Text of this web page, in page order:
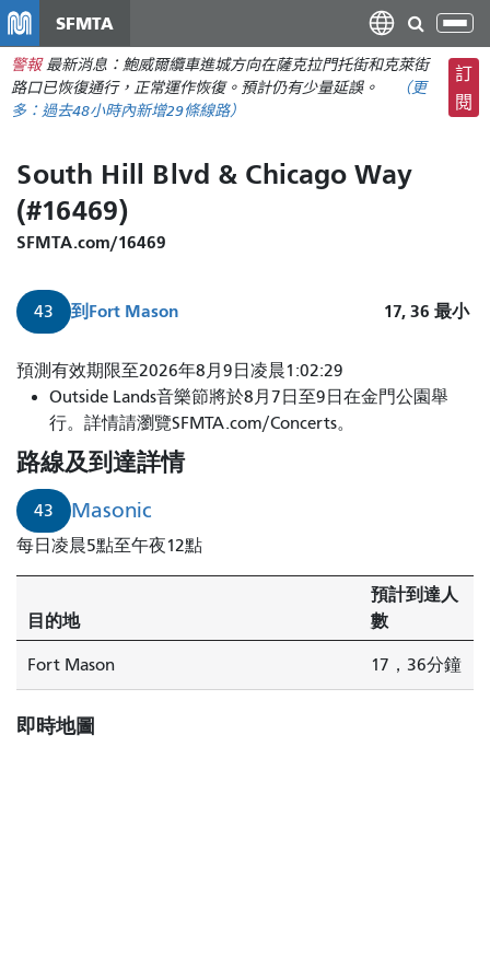
主
要
SFMTA
切
換
導
航
警報 最新消息：鮑威爾纜車進城方向在薩克拉門托街和克萊街
路口已恢復通行，正常運作恢復。預計仍有少量延誤。
（更
多： 過去48小時內新增29條線路）
訂
閱
South Hill Blvd & Chicago Way
(#16469)
SFMTA.com/16469
43 到 Fort Mason 17, 36 最小
預測有效期限至2026年8月9日凌晨1:02:29
Outside Lands音樂節將於8月7日至9日在金門公園舉
行。詳情請瀏覽SFMTA.com/Concerts。
路線及到達詳情
43 Masonic
每日凌晨5點至午夜12點
目的地
預計到達人
數
Fort Mason 17，36分鐘
即時地圖